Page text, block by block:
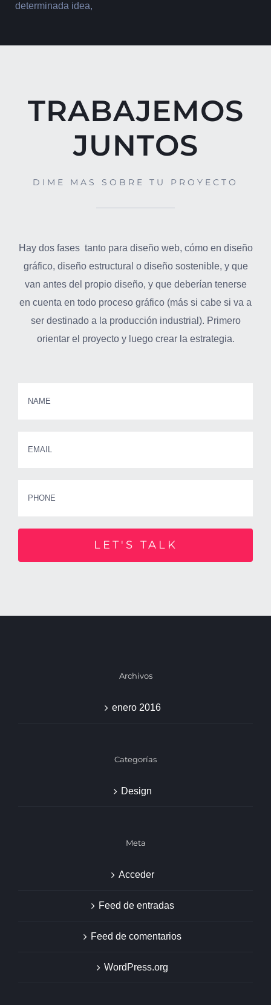
determinada idea,
TRABAJEMOS
JUNTOS
DIME MAS SOBRE TU PROYECTO
Hay dos fases tanto para diseño web, cómo en diseño
gráfico, diseño estructural o diseño sostenible, y que
van antes del propio diseño, y que deberían tenerse
en cuenta en todo proceso gráfico (más si cabe si va a
ser destinado a la producción industrial). Primero
orientar el proyecto y luego crear la estrategia.
Archivos
enero 2016
Categorías
Design
Meta
Acceder
Feed de entradas
Feed de comentarios
WordPress.org